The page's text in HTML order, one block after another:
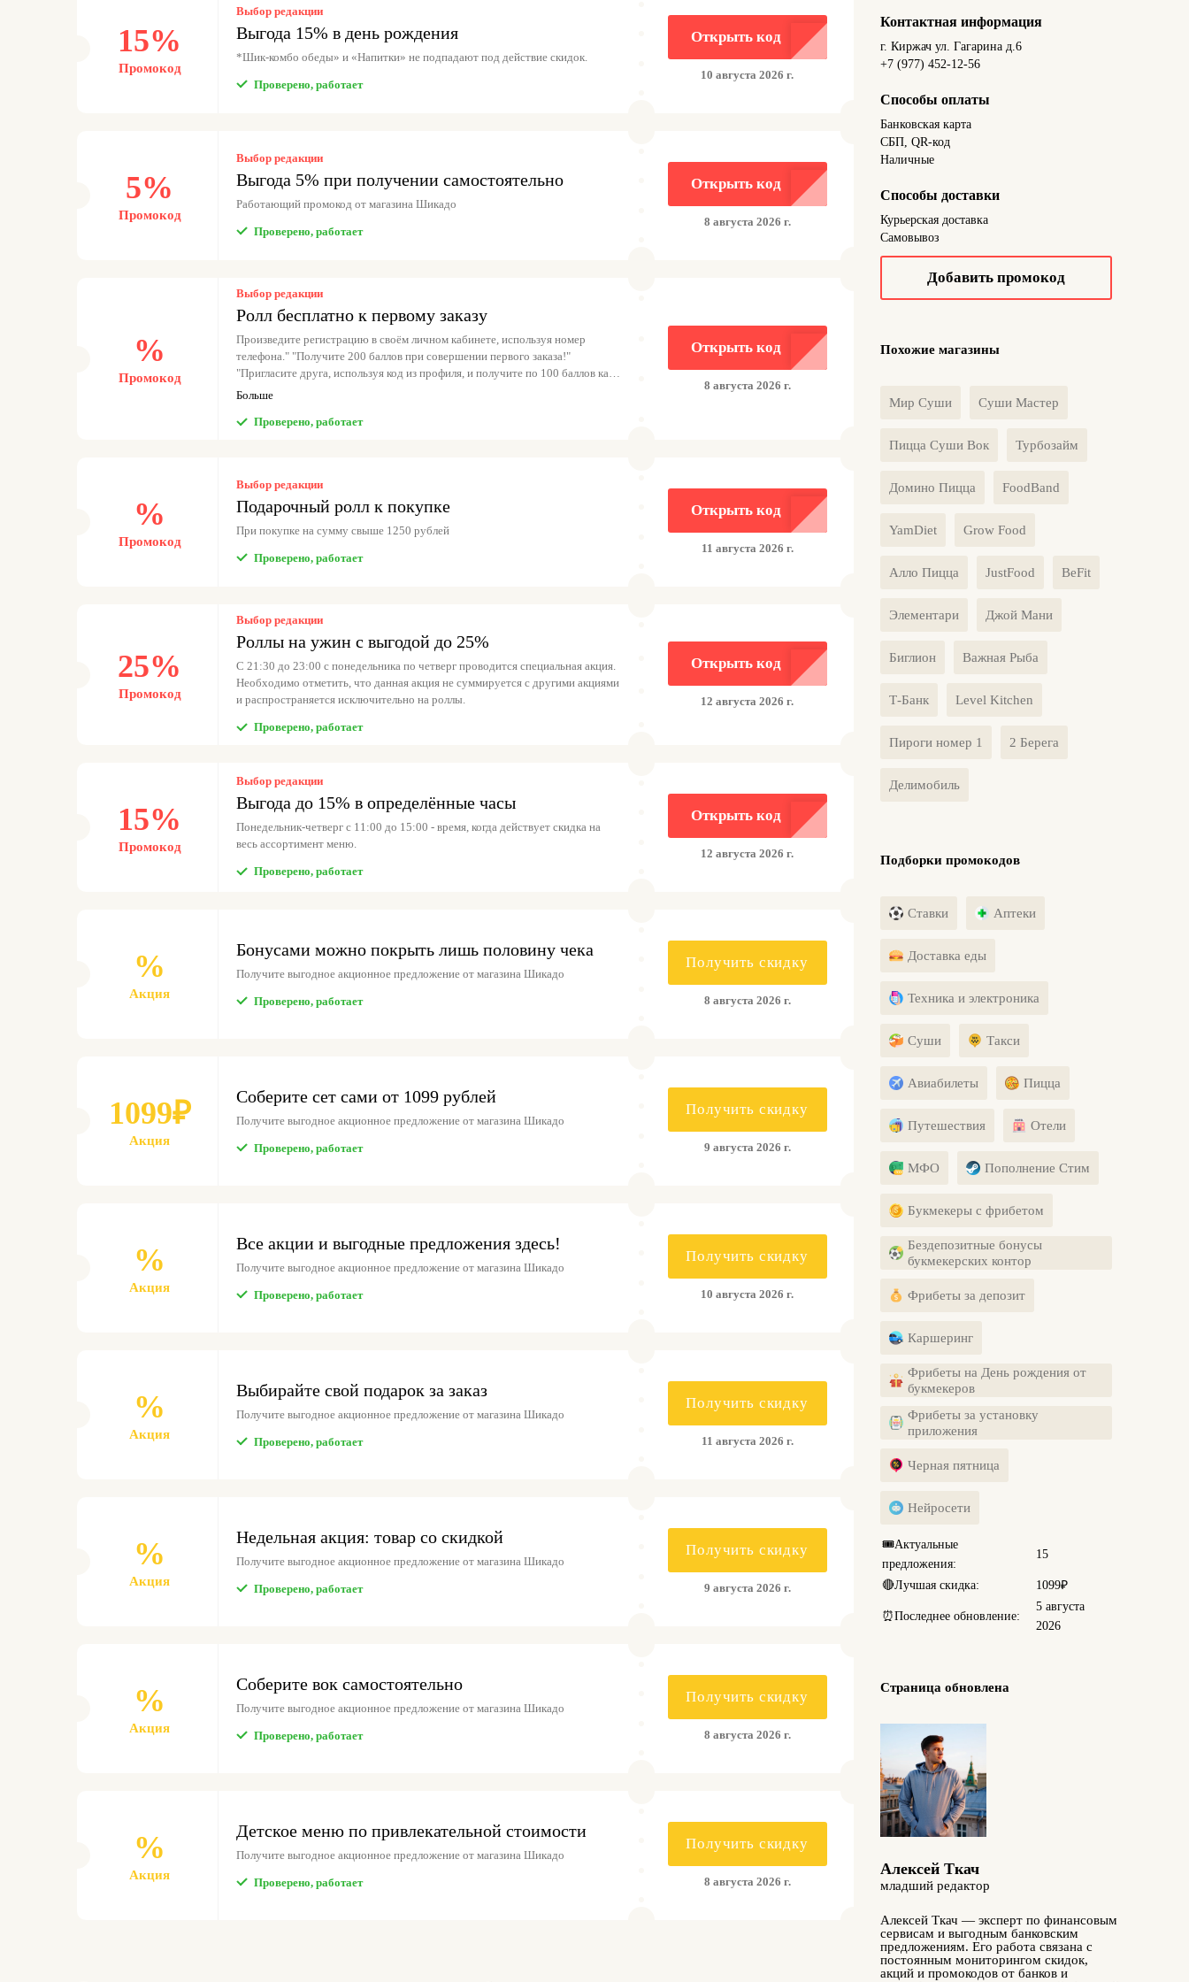
15%
Промокод
Выбор редакции
Выгода 15% в день рождения
*Шик-комбо обеды» и «Напитки» не подпадают под действие скидок.
Проверено, работает
Открыть код
10 августа 2026 г.
5%
Промокод
Выбор редакции
Выгода 5% при получении самостоятельно
Работающий промокод от магазина Шикадо
Проверено, работает
Открыть код
8 августа 2026 г.
%
Промокод
Выбор редакции
Ролл бесплатно к первому заказу
Произведите регистрацию в своём личном кабинете, используя номер
телефона." "Получите 200 баллов при совершении первого заказа!"
"Пригласите друга, используя код из профиля, и получите по 100 баллов как
для себя, так и для друга! (Баллы будут начислены после того, как друг
Больше
Проверено, работает
Открыть код
8 августа 2026 г.
%
Промокод
Выбор редакции
Подарочный ролл к покупке
При покупке на сумму свыше 1250 рублей
Проверено, работает
Открыть код
11 августа 2026 г.
25%
Промокод
Выбор редакции
Роллы на ужин с выгодой до 25%
С 21:30 до 23:00 с понедельника по четверг проводится специальная акция.
Необходимо отметить, что данная акция не суммируется с другими акциями
и распространяется исключительно на роллы.
Проверено, работает
Открыть код
12 августа 2026 г.
15%
Промокод
Выбор редакции
Выгода до 15% в определённые часы
Понедельник-четверг c 11:00 до 15:00 - время, когда действует скидка на
весь ассортимент меню.
Проверено, работает
Открыть код
12 августа 2026 г.
%
Акция
Бонусами можно покрыть лишь половину чека
Получите выгодное акционное предложение от магазина Шикадо
Проверено, работает
Получить скидку
8 августа 2026 г.
1099₽
Акция
Соберите сет сами от 1099 рублей
Получите выгодное акционное предложение от магазина Шикадо
Проверено, работает
Получить скидку
9 августа 2026 г.
%
Акция
Все акции и выгодные предложения здесь!
Получите выгодное акционное предложение от магазина Шикадо
Проверено, работает
Получить скидку
10 августа 2026 г.
%
Акция
Выбирайте свой подарок за заказ
Получите выгодное акционное предложение от магазина Шикадо
Проверено, работает
Получить скидку
11 августа 2026 г.
%
Акция
Недельная акция: товар со скидкой
Получите выгодное акционное предложение от магазина Шикадо
Проверено, работает
Получить скидку
9 августа 2026 г.
%
Акция
Соберите вок самостоятельно
Получите выгодное акционное предложение от магазина Шикадо
Проверено, работает
Получить скидку
8 августа 2026 г.
%
Акция
Детское меню по привлекательной стоимости
Получите выгодное акционное предложение от магазина Шикадо
Проверено, работает
Получить скидку
8 августа 2026 г.
Контактная информация
г. Киржач ул. Гагарина д.6
+7 (977) 452-12-56
Способы оплаты
Банковская карта
СБП, QR-код
Наличные
Способы доставки
Курьерская доставка
Самовывоз
Добавить промокод
Похожие магазины
Мир Суши Суши Мастер
Пицца Суши Вок Турбозайм
Домино Пицца FoodBand
YamDiet Grow Food
Алло Пицца JustFood BeFit
Элементари Джой Мани
Биглион Важная Рыба
Т-Банк Level Kitchen
Пироги номер 1 2 Берега
Делимобиль
Подборки промокодов
Ставки Аптеки
Доставка еды
Техника и электроника
Суши Такси
Авиабилеты Пицца
Путешествия Отели
МФО Пополнение Стим
Букмекеры с фрибетом
Бездепозитные бонусы
букмекерских контор
Фрибеты за депозит
Каршеринг
Фрибеты на День рождения от
букмекеров
Фрибеты за установку
приложения
Черная пятница
Нейросети
🎟️Актуальные
предложения:
15
🔴Лучшая скидка: 1099₽
⏰Последнее обновление:
5 августа
2026
Страница обновлена
Алексей Ткач
младший редактор
Алексей Ткач — эксперт по финансовым
сервисам и выгодным банковским
предложениям. Его работа связана с
постоянным мониторингом скидок,
акций и промокодов от банков и